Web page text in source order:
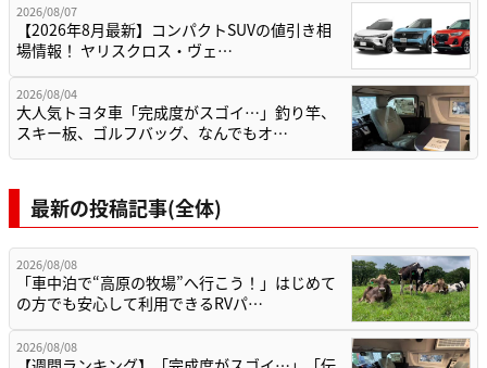
2026/08/07
【2026年8月最新】コンパクトSUVの値引き相
場情報！ ヤリスクロス・ヴェ…
2026/08/04
大人気トヨタ車「完成度がスゴイ…」釣り竿、
スキー板、ゴルフバッグ、なんでもオ…
最新の投稿記事(全体)
2026/08/08
「車中泊で“高原の牧場”へ行こう！」はじめて
の方でも安心して利用できるRVパ…
2026/08/08